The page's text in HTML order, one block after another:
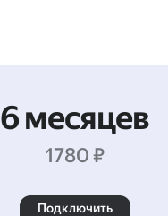
6 месяцев
1780 ₽
Подключить